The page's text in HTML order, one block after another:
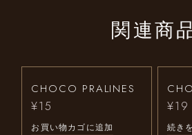
関連商
CHOCO PRALINES
¥15
お買い物カゴに追加
¥19
続き